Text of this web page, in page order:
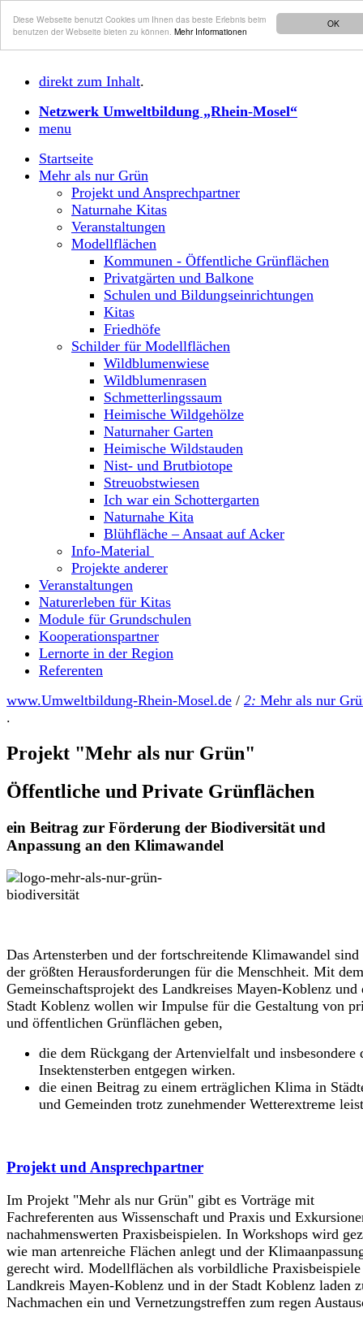
OK
Diese Webseite benutzt Cookies um Ihnen das beste Erlebnis beim
benutzen der Webseite bieten zu können. Mehr Informationen
direkt zum Inhalt.
Netzwerk Umweltbildung „Rhein-Mosel“
menu
Startseite
Mehr als nur Grün
Projekt und Ansprechpartner
Naturnahe Kitas
Veranstaltungen
Modellflächen
Kommunen - Öffentliche Grünflächen
Privatgärten und Balkone
Schulen und Bildungseinrichtungen
Kitas
Friedhöfe
Schilder für Modellflächen
Wildblumenwiese
Wildblumenrasen
Schmetterlingssaum
Heimische Wildgehölze
Naturnaher Garten
Heimische Wildstauden
Nist- und Brutbiotope
Streuobstwiesen
Ich war ein Schottergarten
Naturnahe Kita
Blühfläche – Ansaat auf Acker
Info-Material
Projekte anderer
Veranstaltungen
Naturerleben für Kitas
Module für Grundschulen
Kooperationspartner
Lernorte in der Region
Referenten
www.Umweltbildung-Rhein-Mosel.de / 2: Mehr als nur
.
Projekt "Mehr als nur Grün"
Öffentliche und Private Grünflächen
ein Beitrag zur Förderung der Biodiversität und
Anpassung an den Klimawandel
Das Artensterben und der fortschreitende Klimawandel
der größten Herausforderungen für die Menschheit. Mit dem
Gemeinschaftsprojekt des Landkreises Mayen-Koblenz und
Stadt Koblenz wollen wir Impulse für die Gestaltung von
und öffentlichen Grünflächen geben,
die dem Rückgang der Artenvielfalt und insbesondere
Insektensterben entgegen wirken.
die einen Beitrag zu einem erträglichen Klima in
und Gemeinden trotz zunehmender Wetterextreme
Projekt und Ansprechpartner
Im Projekt "Mehr als nur Grün" gibt es Vorträge mit
Fachreferenten aus Wissenschaft und Praxis und
nachahmenswerten Praxisbeispielen. In Workshops wird
wie man artenreiche Flächen anlegt und der
gerecht wird. Modellflächen als vorbildliche
Landkreis Mayen-Koblenz und in der Stadt Koblenz laden
Nachmachen ein und Vernetzungstreffen zum regen